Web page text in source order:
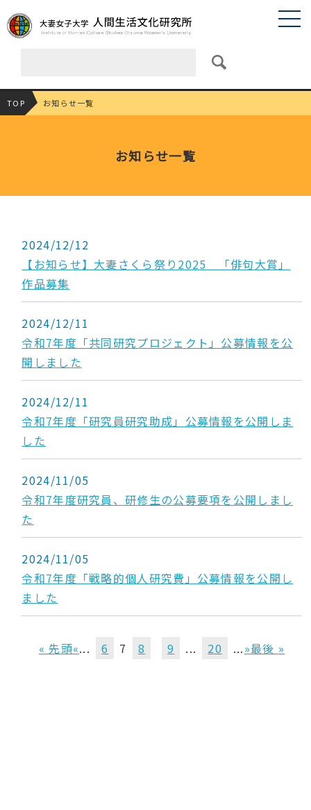
TOP お知らせ一覧
お知らせ一覧
2024/12/12
【お知らせ】大妻さくら祭り2025 「俳句大賞」
作品募集
2024/12/11
令和7年度「共同研究プロジェクト」公募情報を公
開しました
2024/12/11
令和7年度「研究員研究助成」公募情報を公開しま
した
2024/11/05
令和7年度研究員、研修生の公募要項を公開しまし
た
2024/11/05
令和7年度「戦略的個人研究費」公募情報を公開し
ました
« 先頭«... 6 7 8 9 ... 20 ...»最後 »